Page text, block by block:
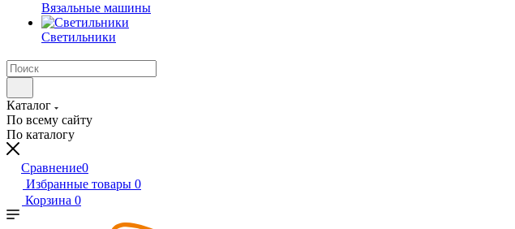
Вязальные машины
Светильники
Каталог
По всему сайту
По каталогу
Сравнение0
Избранные товары 0
Корзина 0